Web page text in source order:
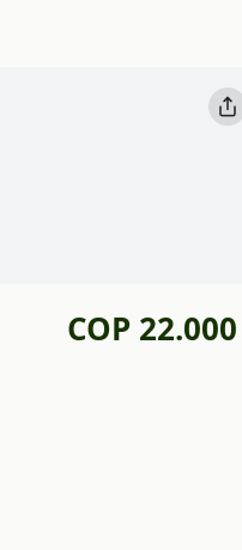
COP 22.000